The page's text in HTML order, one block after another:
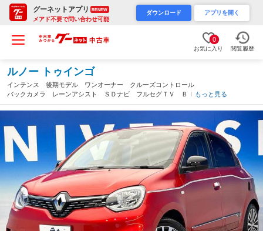
グーネットアプリ RENEW
メアド不要で問い合わせ可能
ダウンロード アプリを開く
0
お気に入り 閲覧履歴
ルノー トゥインゴ
インテンス 後期モデル ワンオーナー クルーズコントロール
バックカメラ レーンアシスト ＳＤナビ フルセグＴＶ Ｂｌｕ
ｅｔｏｏｔｈ再生 オートライト キーレスエントリー 純正１６
インチＡＷ ＥＴＣ 禁煙車（大阪府）
もっと見る